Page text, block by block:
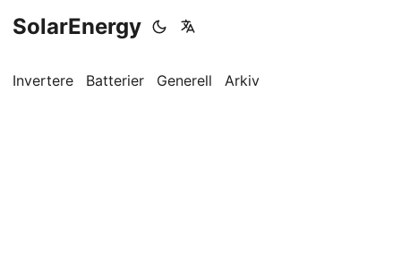
SolarEnergy
Invertere Batterier Generell Arkiv